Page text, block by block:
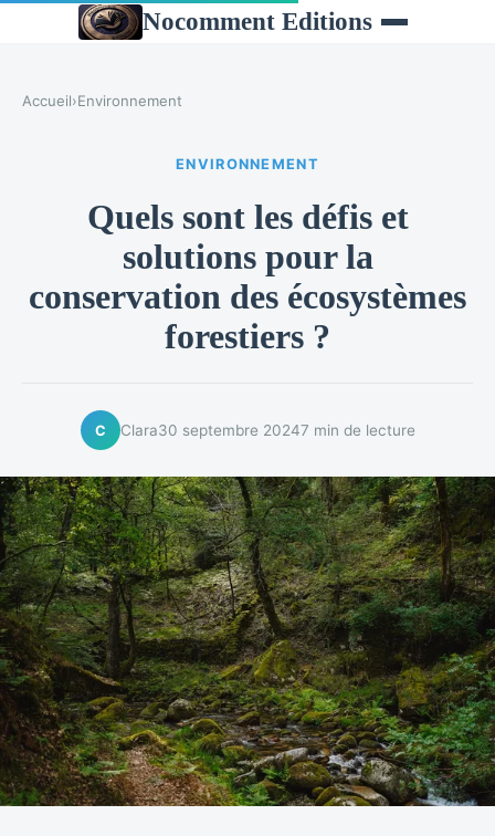
Nocomment Editions
Accueil›Environnement
ENVIRONNEMENT
Quels sont les défis et
solutions pour la
conservation des écosystèmes
forestiers ?
C Clara30 septembre 20247 min de lecture